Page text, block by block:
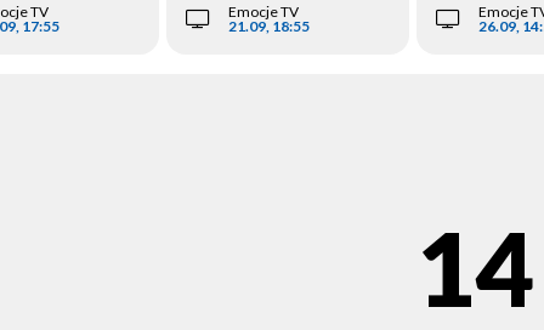
TV
17:55
Emocje TV
21.09, 18:55
Emocje
26.09,
14